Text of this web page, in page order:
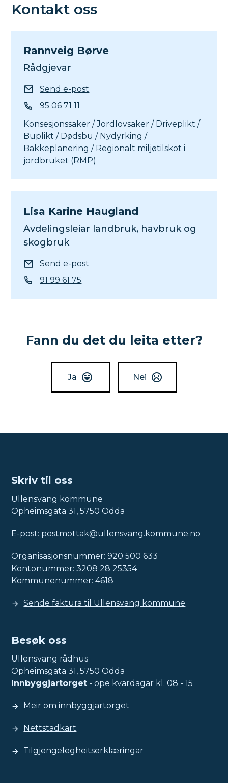
Kontakt oss
Rannveig Børve
Rådgjevar
E-postSend e-post
Mobil95 06 71 11
Konsesjonssaker / Jordlovsaker / Driveplikt /
Buplikt / Dødsbu / Nydyrking /
Bakkeplanering / Regionalt miljøtilskot i
jordbruket (RMP)
Lisa Karine Haugland
Avdelingsleiar landbruk, havbruk og
skogbruk
E-postSend e-post
Telefon91 99 61 75
Fann du det du leita etter?
Ja Nei
Skriv til oss
Ullensvang kommune
Opheimsgata 31, 5750 Odda
E-post: postmottak@ullensvang.kommune.no
Organisasjonsnummer: 920 500 633
Kontonummer: 3208 28 25354
Kommunenummer: 4618
Sende faktura til Ullensvang kommune
Besøk oss
Ullensvang rådhus
Opheimsgata 31, 5750 Odda
Innbyggjartorget - ope kvardagar kl. 08 - 15
Meir om innbyggjartorget
Nettstadkart
Tilgjengelegheitserklæringar